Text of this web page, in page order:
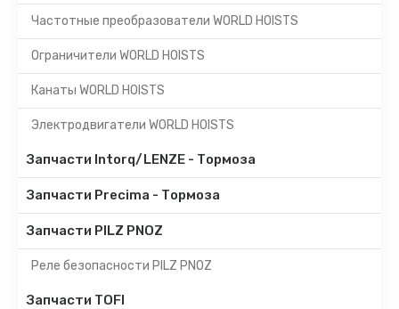
Частотные преобразователи WORLD HOISTS
Ограничители WORLD HOISTS
Канаты WORLD HOISTS
Электродвигатели WORLD HOISTS
Запчасти Intorq/LENZE - Тормоза
Запчасти Precima - Тормоза
Запчасти PILZ PNOZ
Реле безопасности PILZ PNOZ
Запчасти TOFI